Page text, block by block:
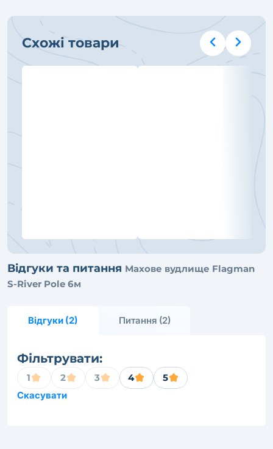
Схожі товари
Відгуки та питання Махове вудлище Flagman
S-River Pole 6м
Відгуки (2) Питання (2)
Фільтрувати:
1 2 3 4
5
Скасувати